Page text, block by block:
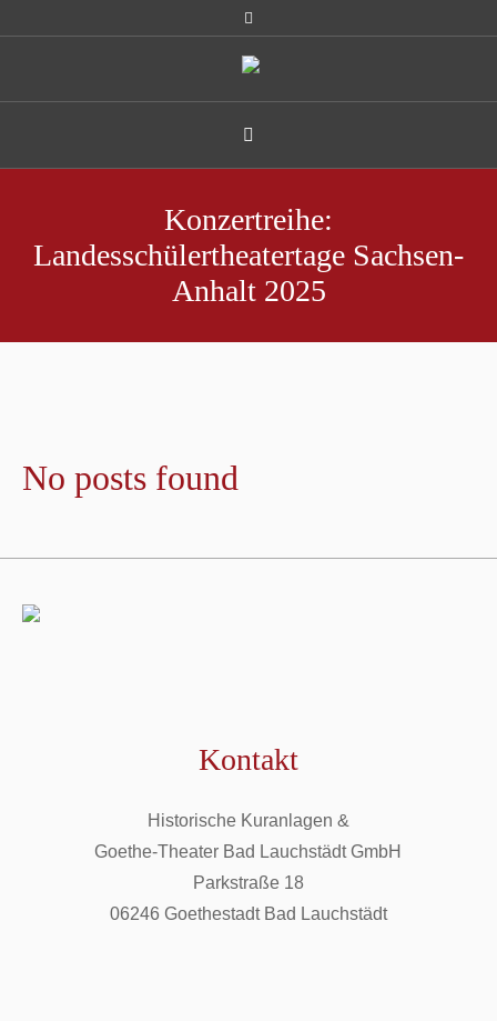
Konzertreihe:
Landesschülertheatertage Sachsen-
Anhalt 2025
No posts found
Kontakt
Historische Kuranlagen &
Goethe-Theater Bad Lauchstädt GmbH
Parkstraße 18
06246 Goethestadt Bad Lauchstädt